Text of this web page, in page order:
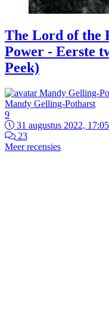
The Lord of the
Power - Eerste
Peek)
Mandy Gelling-Potharst
9
31 augustus 2022, 17:05
23
Meer recensies